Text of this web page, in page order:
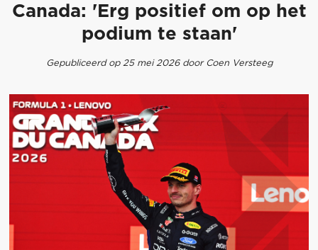
Canada: 'Erg positief om op het
podium te staan'
Gepubliceerd op 25 mei 2026 door Coen Versteeg